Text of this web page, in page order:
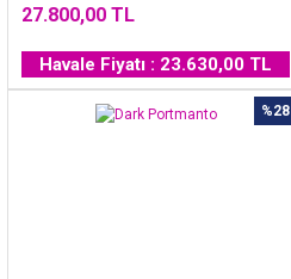
27.800,00 TL
Havale Fiyatı : 23.630,00 TL
%28